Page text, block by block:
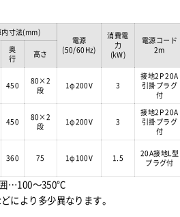
内寸法(mm)
電源
(50/60Hz)
消費電
力
(kW)
電源コード
2m
奥
行
高さ
450
80×2
段
1φ200V 3
接地2P 20A
引掛プラグ
付
450
80×2
段
1φ200V 3
接地2P 20A
引掛プラグ
付
360 75 1φ100V 1.5
20A接地L型
プラグ付
…100～350℃
により多少異なります。